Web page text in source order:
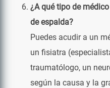
¿A qué tipo de
de espalda?
Puedes acudir a un
un fisiatra
traumatólogo, un
según la causa y la